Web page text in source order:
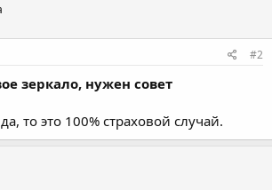
#2
зеркало, нужен совет
то это 100% страховой случай.